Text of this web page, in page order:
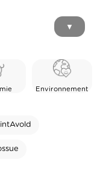
▼
Environnement